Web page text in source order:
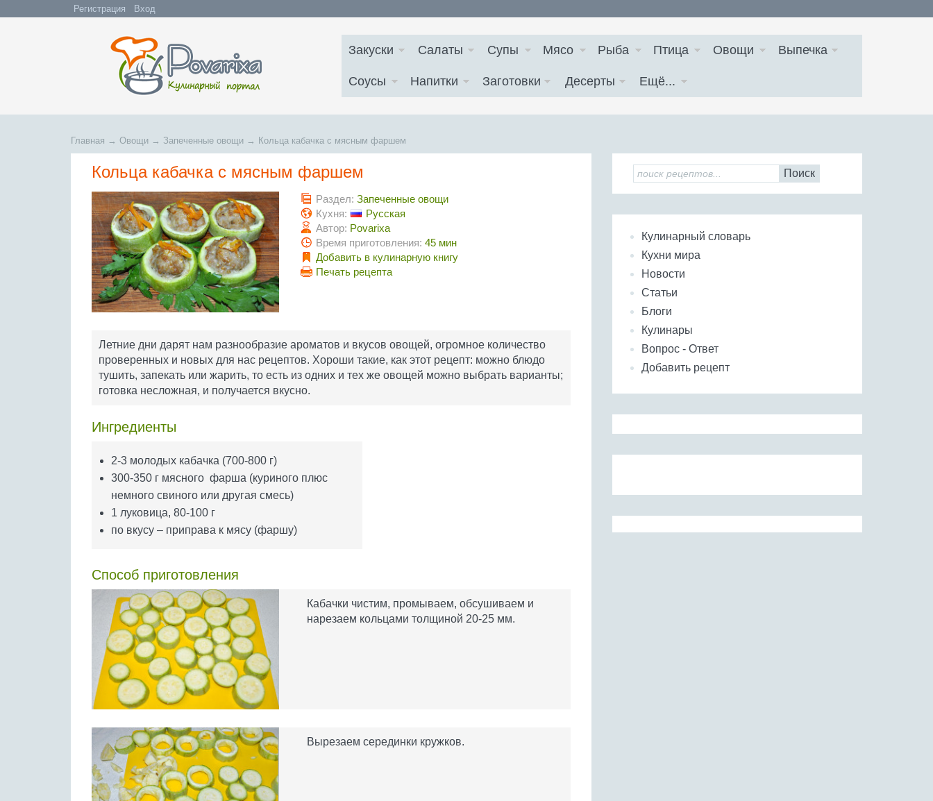
Регистрация Вход
Закуски Салаты Супы Мясо Рыба Птица Овощи Выпечка
Соусы Напитки Заготовки Десерты Ещё...
Главная → Овощи → Запеченные овощи → Кольца кабачка с мясным фаршем
Кольца кабачка с мясным фаршем
Раздел: Запеченные овощи
Кухня:
Русская
Автор: Povarixa
Время приготовления: 45 мин
Добавить в кулинарную книгу
Печать рецепта
Летние дни дарят нам разнообразие ароматов и вкусов овощей, огромное количество
проверенных и новых для нас рецептов. Хороши такие, как этот рецепт: можно блюдо
тушить, запекать или жарить, то есть из одних и тех же овощей можно выбрать варианты;
готовка несложная, и получается вкусно.
Ингредиенты
2-3 молодых кабачка (700-800 г)
300-350 г мясного фарша (куриного плюс
немного свиного или другая смесь)
1 луковица, 80-100 г
по вкусу – приправа к мясу (фаршу)
Способ приготовления
Кабачки чистим, промываем, обсушиваем и
нарезаем кольцами толщиной 20-25 мм.
Вырезаем серединки кружков.
Поиск
Кулинарный словарь
Кухни мира
Новости
Статьи
Блоги
Кулинары
Вопрос - Ответ
Добавить рецепт